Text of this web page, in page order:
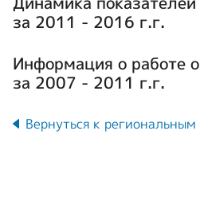
за 2011 - 2016 г.г.
Численность членов ВОИ,
Информация о работе
за 2007 - 2011 г.г.
Вернуться к